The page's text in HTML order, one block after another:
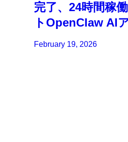
完了、24時間稼
トOpenClaw AI
February 19, 2026